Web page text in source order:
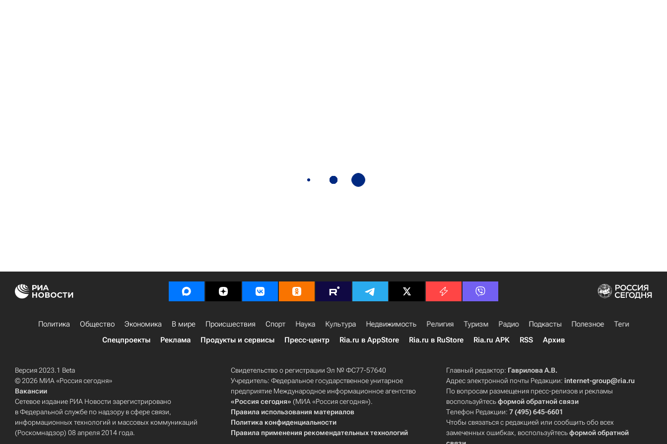
Политика Общество Экономика В мире Происшествия Спорт Наука Культура Недвижимость Религия Туризм Радио Подкасты Полезное
Теги
Спецпроекты
Реклама Продукты и сервисы Пресс-центр Ria.ru в AppStore Ria.ru в RuStore Ria.ru APK RSS Архив
Версия 2023.1 Beta
© 2026 МИА «Россия сегодня»
Вакансии
Сетевое издание РИА Новости зарегистрировано
в Федеральной службе по надзору в сфере связи,
информационных технологий и массовых коммуникаций
(Роскомнадзор) 08 апреля 2014 года.
Свидетельство о регистрации Эл № ФС77-57640
Учредитель: Федеральное государственное унитарное
предприятие Международное информационное агентство
«Россия сегодня» (МИА «Россия сегодня»).
Правила использования материалов
Политика конфиденциальности
Правила применения рекомендательных технологий
Главный редактор: Гаврилова А.В.
Адрес электронной почты Редакции:internet-group@ria.ru
По вопросам размещения пресс-релизов и рекламы
воспользуйтесьформой обратной связи
Телефон Редакции:7 (495) 645-6601
Чтобы связаться с редакцией или сообщить обо всех
замеченных ошибках, воспользуйтесьформой обратной